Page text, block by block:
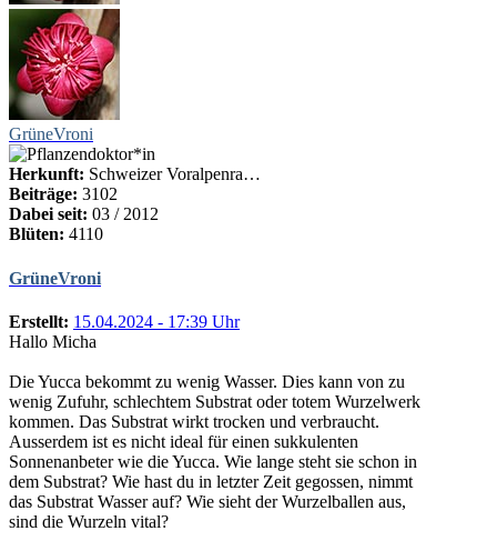
GrüneVroni
Herkunft: Schweizer Voralpenra…
Beiträge: 3102
Dabei seit: 03 / 2012
Blüten: 4110
GrüneVroni
Erstellt: 15.04.2024 - 17:39 Uhr
Hallo Micha
Die Yucca bekommt zu wenig Wasser. Dies kann von zu
wenig Zufuhr, schlechtem Substrat oder totem Wurzelwerk
kommen. Das Substrat wirkt trocken und verbraucht.
Ausserdem ist es nicht ideal für einen sukkulenten
Sonnenanbeter wie die Yucca. Wie lange steht sie schon in
dem Substrat? Wie hast du in letzter Zeit gegossen, nimmt
das Substrat Wasser auf? Wie sieht der Wurzelballen aus,
sind die Wurzeln vital?